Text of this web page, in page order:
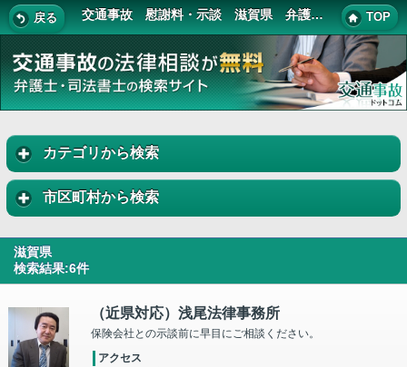
戻る 交通事故 慰謝料・示談 滋賀県 弁護士・司法書士 一覧 TOP
カテゴリから検索
市区町村から検索
滋賀県
検索結果:6件
（近県対応）浅尾法律事務所
保険会社との示談前に早目にご相談ください。
アクセス